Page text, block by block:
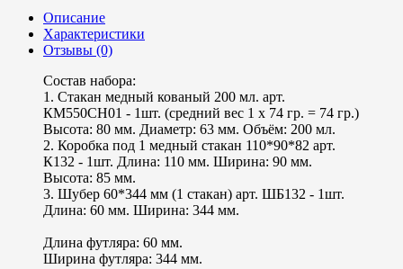
Описание
Характеристики
Отзывы (0)
Состав набора:
1. Стакан медный кованый 200 мл. арт.
КМ550СН01 - 1шт. (средний вес 1 х 74 гр. = 74 гр.)
Высота: 80 мм. Диаметр: 63 мм. Объём: 200 мл.
2. Коробка под 1 медный стакан 110*90*82 арт.
К132 - 1шт. Длина: 110 мм. Ширина: 90 мм.
Высота: 85 мм.
3. Шубер 60*344 мм (1 стакан) арт. ШБ132 - 1шт.
Длина: 60 мм. Ширина: 344 мм.
Длина футляра: 60 мм.
Ширина футляра: 344 мм.